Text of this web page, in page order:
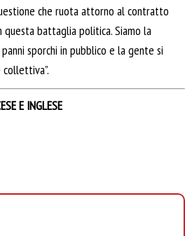
che ruota attorno al contratto
battaglia politica. Siamo la
sporchi in pubblico e la gente si
collettiva”.
E INGLESE